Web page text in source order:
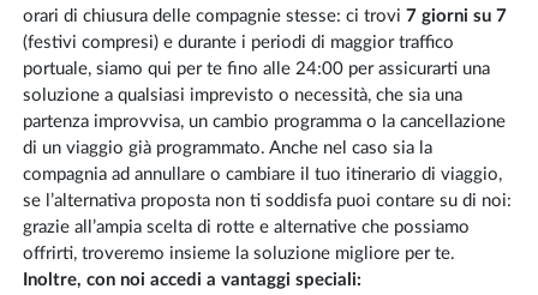
orari di chiusura delle compagnie stesse: ci trovi 7 giorni su 7
(festivi compresi) e durante i periodi di maggior traffico
portuale, siamo qui per te fino alle 24:00 per assicurarti una
soluzione a qualsiasi imprevisto o necessità, che sia una
partenza improvvisa, un cambio programma o la cancellazione
di un viaggio già programmato. Anche nel caso sia la
compagnia ad annullare o cambiare il tuo itinerario di viaggio,
se l’alternativa proposta non ti soddisfa puoi contare su di noi:
grazie all’ampia scelta di rotte e alternative che possiamo
offrirti, troveremo insieme la soluzione migliore per te.
Inoltre, con noi accedi a vantaggi speciali: